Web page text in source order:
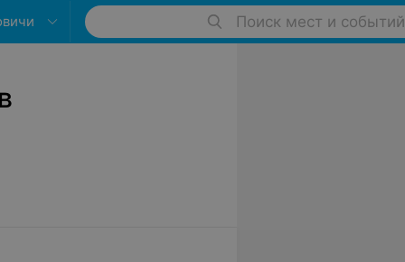
Поиск мест и событий